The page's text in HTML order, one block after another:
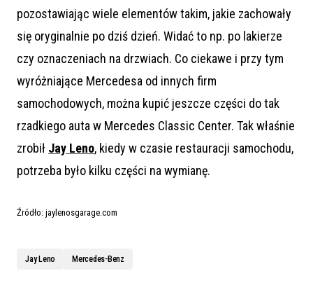
pozostawiając wiele elementów takim, jakie zachowały
się oryginalnie po dziś dzień. Widać to np. po lakierze
czy oznaczeniach na drzwiach. Co ciekawe i przy tym
wyróżniające Mercedesa od innych firm
samochodowych, można kupić jeszcze części do tak
rzadkiego auta w Mercedes Classic Center. Tak właśnie
zrobił Jay Leno, kiedy w czasie restauracji samochodu,
potrzeba było kilku części na wymianę.
Źródło: jaylenosgarage.com
Jay Leno Mercedes-Benz